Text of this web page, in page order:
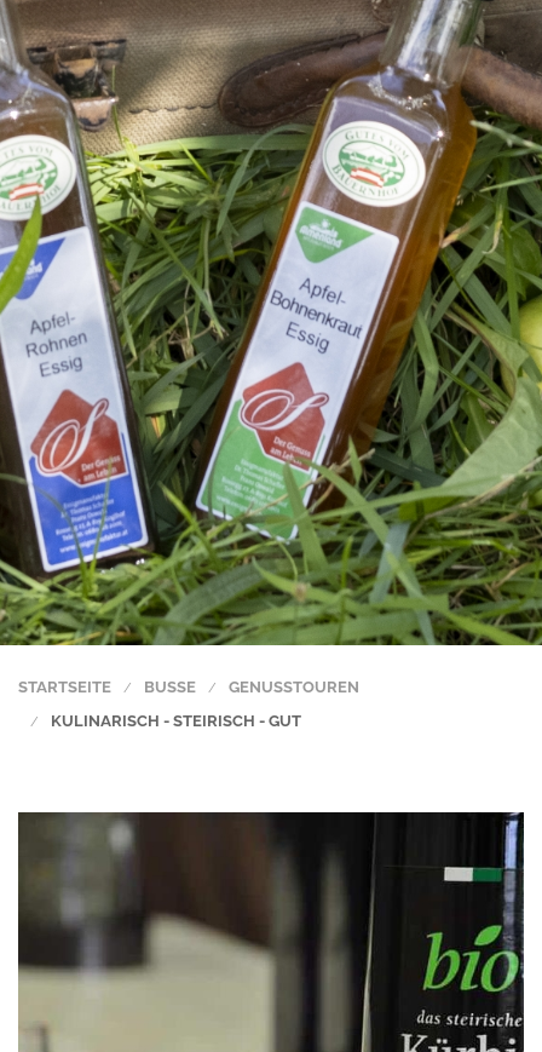
STARTSEITE BUSSE
GENUSSTOUREN
KULINARISCH - STEIRISCH - GUT